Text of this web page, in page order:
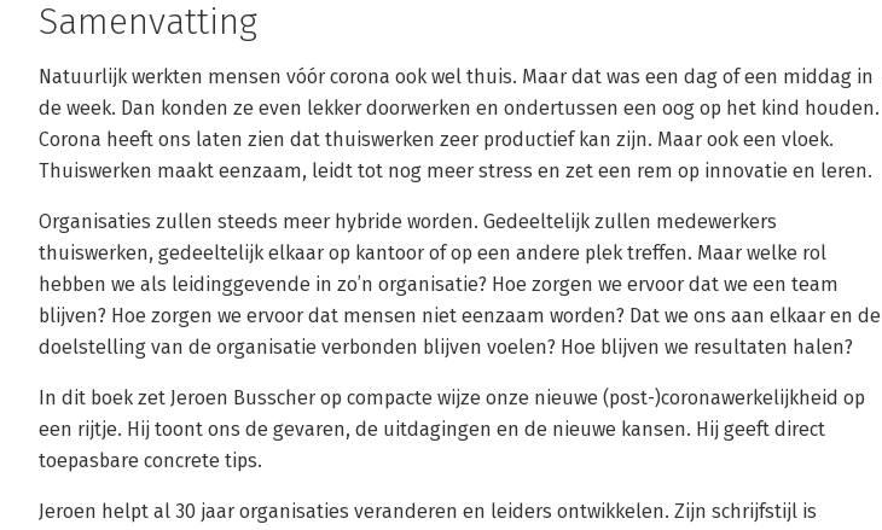
Samenvatting
Natuurlijk werkten mensen vóór corona ook wel thuis. Maar dat was een dag of een middag in
de week. Dan konden ze even lekker doorwerken en ondertussen een oog op het kind houden.
Corona heeft ons laten zien dat thuiswerken zeer productief kan zijn. Maar ook een vloek.
Thuiswerken maakt eenzaam, leidt tot nog meer stress en zet een rem op innovatie en leren.
Organisaties zullen steeds meer hybride worden. Gedeeltelijk zullen medewerkers
thuiswerken, gedeeltelijk elkaar op kantoor of op een andere plek treffen. Maar welke rol
hebben we als leidinggevende in zo’n organisatie? Hoe zorgen we ervoor dat we een team
blijven? Hoe zorgen we ervoor dat mensen niet eenzaam worden? Dat we ons aan elkaar en de
doelstelling van de organisatie verbonden blijven voelen? Hoe blijven we resultaten halen?
In dit boek zet Jeroen Busscher op compacte wijze onze nieuwe (post-)coronawerkelijkheid op
een rijtje. Hij toont ons de gevaren, de uitdagingen en de nieuwe kansen. Hij geeft direct
toepasbare concrete tips.
Jeroen helpt al 30 jaar organisaties veranderen en leiders ontwikkelen. Zijn schrijfstijl is